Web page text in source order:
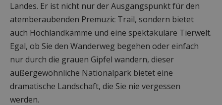
Landes. Er ist nicht nur der Ausgangspunkt für den
atemberaubenden Premuzic Trail, sondern bietet
auch Hochlandkämme und eine spektakuläre Tierwelt.
Egal, ob Sie den Wanderweg begehen oder einfach
nur durch die grauen Gipfel wandern, dieser
außergewöhnliche Nationalpark bietet eine
dramatische Landschaft, die Sie nie vergessen
werden.